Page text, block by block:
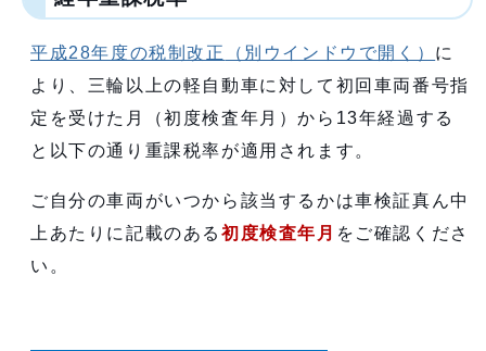
平成28年度の税制改正 （別ウインドウで開く） に
より、三輪以上の軽自動車に対して初回車両番号指
定を受けた月（初度検査年月）から13年経過する
と以下の通り重課税率が適用されます。
ご自分の車両がいつから該当するかは車検証真ん中
上あたりに記載のある 初度検査年月 をご確認くださ
い。